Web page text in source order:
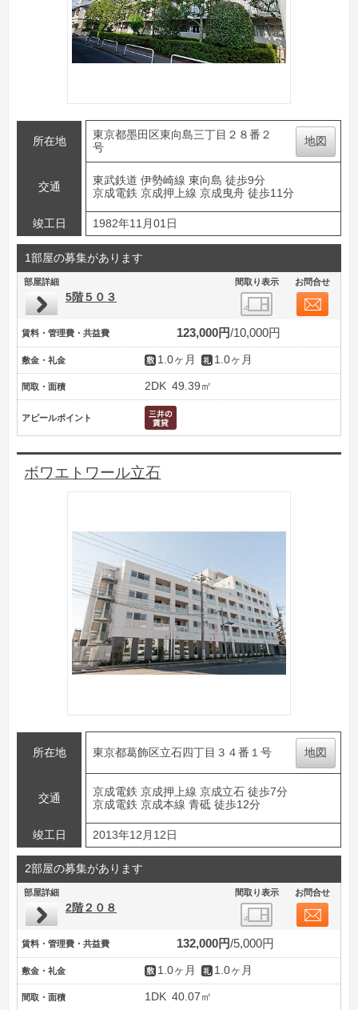
所在地
東京都墨田区東向島三丁目２８番２
号
地図
交通
東武鉄道 伊勢崎線 東向島 徒歩9分
京成電鉄 京成押上線 京成曳舟 徒歩11分
竣工日 1982年11月01日
1部屋の募集があります
部屋詳細 間取り表示 お問合せ
5階５０３
賃料・管理費・共益費 123,000円 10,000円
敷金・礼金 1.0ヶ月 1.0ヶ月
間取・面積 2DK 49.39㎡
アピールポイント
ボワエトワール立石
所在地 東京都葛飾区立石四丁目３４番１号 地図
交通
京成電鉄 京成押上線 京成立石 徒歩7分
京成電鉄 京成本線 青砥 徒歩12分
竣工日 2013年12月12日
2部屋の募集があります
部屋詳細 間取り表示 お問合せ
2階２０８
賃料・管理費・共益費 132,000円 5,000円
敷金・礼金 1.0ヶ月 1.0ヶ月
間取・面積 1DK 40.07㎡